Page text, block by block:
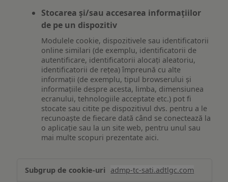
Stocarea și/sau accesarea informațiilor
de pe un dispozitiv
Modulele cookie, dispozitivele sau identificatorii
online similari (de exemplu, identificatorii de
autentificare, identificatorii alocați aleatoriu,
identificatorii de rețea) împreună cu alte
informații (de exemplu, tipul browserului și
informațiile despre acesta, limba, dimensiunea
ecranului, tehnologiile acceptate etc.) pot fi
stocate sau citite pe dispozitivul dvs. pentru a le
recunoaște de fiecare dată când se conectează la
o aplicație sau la un site web, pentru unul sau
mai multe scopuri prezentate aici.
și/sau
admp-tc-sati.adtlgc.com